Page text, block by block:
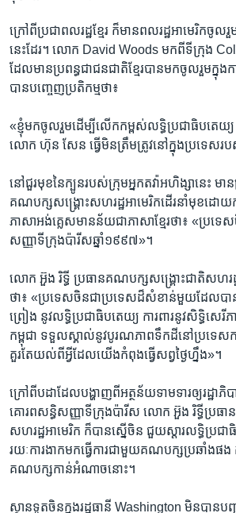
ក្រៅពី​ប្រជាពលរដ្ឋ​ខ្មែរ ក៏​មាន​ពល​រដ្ឋ​អាមេរិក​ចូល​រួ
នេះ​ដែរ។ លោក David Woods មក​ពី​ទីក្រុង
ដែល​មាន​ប្រពន្ធ​ជាជន​ជាតិ​ខ្មែរ​បាន​មក​ចូល​រួម​ក្នុង​ក
បាន​បញ្ចេញ​ប្រតិកម្ម​ថា​៖
«ខ្ញុំ​មក​ចូល​រួម​ដើម្បី​លើក​កម្ពស់​លទ្ធិ​ប្រជាធិបតេយ្
លោក ហ៊ុន សែន ធ្វើ​មិន​ត្រឹម​ត្រូវ​នៅ​ក្នុង​ប្រទេស​
នៅ​ជួរមុខនៃ​ក្បូន​របស់​ក្រុម​អ្នក​តវ៉ាអហិង្សា​នេះ​ មា
គណ​បក្ស​សង្គ្រោះ​សហរដ្ឋ​អាមេរិកដើរ​នាំ​មុខ​ដោ
ភាសា​អង់គ្លេស​មាន​ន័យ​ជា​ភាសា​ខ្មែរថា៖ «ប្រទេ
សញ្ញា​ទីក្រុង​ប៉ារីស​ឆ្នាំ១៩៩៧»។
លោក អ៊ួង រិទ្ធី ប្រធាន​គណបក្ស​សង្គ្រោះ​ជាតិសហរ
ថា៖ «ប្រទេស​ចិន​ជា​ប្រទេស​ដ៏​សំខាន់​មួយ​ដែល​បា
ព្រៀង​ នូវ​លទ្ធិ​ប្រជាធិបតេយ្យ ការ​ពារ​នូវ​សិទ្ធិ​សេ
កម្ពុជា ទទួល​ស្គាល់​នូវ​បូរណភាព​ទឹក​ដី​នៅ​ប្រទេស​ក
គួរ​តែ​យល់​ពី​អ្វី​ដែល​យើង​កំពុង​ធ្វើ​សព្វ​ថ្ងៃ​ហ្នឹង»។​
ក្រៅ​ពី​បដា​ដែល​បង្ហាញ​ពី​អត្ថន័យទាម​ទារ​ឲ្យ​រដ្ឋាភិ
គោរព​សន្ធិ​សញ្ញា​ទីក្រុង​ប៉ារីស លោក អ៊ួង​ រិទ្ធី​ប្រធ
សហរដ្ឋ​អាមេរិក ក៏​បាន​ស្នើ​ចិន ជួយ​ស្ដារ​លទ្ធិ​ប្រជា
រយៈ​ការ​ងាក​មក​ធ្វើ​ការ​ជា​មួយ​គណបក្ស​ប្រឆាំង​ផ
គណបក្ស​កាន់​អំណាច​នោះ។​
ស្ថាន​ទូត​ចិន​ក្នុងរដ្ឋ​ធានី Washington មិន​បា